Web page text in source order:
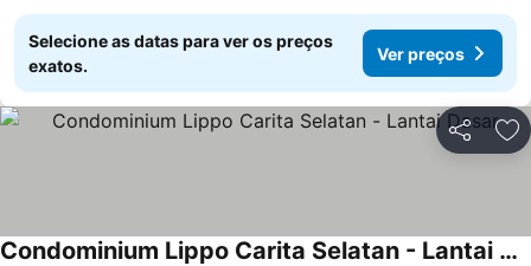
Selecione as datas para ver os preços
exatos.
Ver preços
Partilhar
Condominium Lippo Carita Selatan - Lantai Dasar